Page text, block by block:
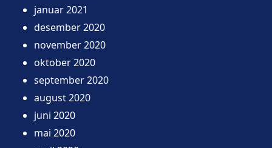
januar 2021
desember 2020
november 2020
oktober 2020
september 2020
august 2020
juni 2020
mai 2020